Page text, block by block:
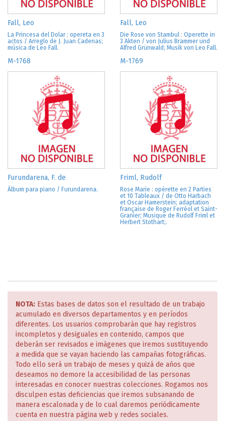
Fall, Leo
La Princesa del Dolar : opereta en 3
actos / Arreglo de J. Juan Cadenas;
música de Leo Fall.
Fall, Leo
Die Rose von Stambul : Operette in
3 Akten / von Julius Brammer und
Alfred Grünwald; Musik von Leo Fall.
M-1768
Furundarena, F. de
Álbum para piano / Furundarena.
M-1769
Friml, Rudolf
Rose Marie : opérette en 2 Parties
et 10 Tableaux / de Otto Harbach
et Oscar Hamerstein; adaptation
française de Roger Ferréol et Saint-
Granier; Musique de Rudolf Friml et
Herbert Stothart;.
NOTA: Estas bases de datos son el resultado de un trabajo
acumulado en diversos departamentos y en períodos
diferentes. Los usuarios comprobarán que hay registros
incompletos y desiguales en contenido, campos que
deberán ser revisados e imágenes que iremos sustituyendo
a medida que se vayan haciendo las campañas fotográficas.
Todo ello será un trabajo de meses y quizá de años que
deseamos no demore la accesibilidad de las personas
interesadas en conocer nuestras colecciones. Rogamos nos
disculpen estas deficiencias que iremos subsanando de
manera escalonada y de lo cual daremos periódicamente
cuenta en nuestra página web y redes sociales.